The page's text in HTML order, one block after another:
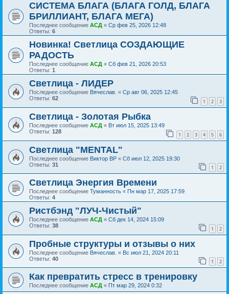
СИСТЕМА БЛАГА (БЛАГА ГОЛД, БЛАГА
БРИЛЛИАНТ, БЛАГА МЕГА)
Последнее сообщение АСД « Ср фев 25, 2026 12:48
Ответы: 6
Новинка! Светлица СОЗДАЮЩИЕ
РАДОСТЬ
Последнее сообщение АСД « Сб фев 21, 2026 20:53
Ответы: 1
Светлица - ЛИДЕР
Последнее сообщение Вячеслав. « Ср авг 06, 2025 12:45
Ответы: 62 1 2 3
Светлица - Золотая Рыбка
Последнее сообщение АСД « Вт июл 15, 2025 13:49
Ответы: 128 1 2 3 4 5 6
Светлица "MENTAL"
Последнее сообщение Виктор ВР « Сб июл 12, 2025 19:30
Ответы: 31 1 2
Светлица Энергия Времени
Последнее сообщение Туманность « Пн мар 17, 2025 17:59
Ответы: 4
Ристбэнд "ЛУЧ-Чистый"
Последнее сообщение АСД « Сб дек 14, 2024 15:09
Ответы: 38 1 2
Пробные структуры и отзывы о них
Последнее сообщение Вячеслав. « Вс июл 21, 2024 20:11
Ответы: 40 1 2
Как превратить стресс в тренировку
Последнее сообщение АСД « Пт мар 29, 2024 0:32